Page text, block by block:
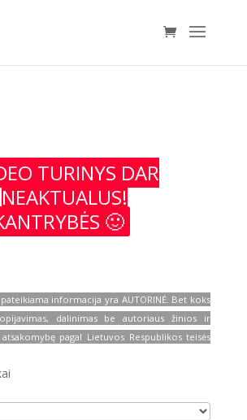
TURINYS DAR
NEAKTUALUS!
🙂
pateikiama informacija yra AUTORINĖ. Bet koks
dalinimas be autoriaus žinios ir
pagal Lietuvos Respublikos teisės